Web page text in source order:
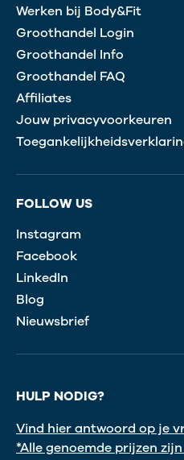
Werken bij Body&Fit
Groothandel Login
Groothandel Info
Groothandel FAQ
Affiliates
Jouw privacyvoorkeuren
FOLLOW US
Instagram
Facebook
LinkedIn
Blog
Nieuwsbrief
HULP NODIG?
Vind hier antwoord op je
*Alle genoemde prijzen